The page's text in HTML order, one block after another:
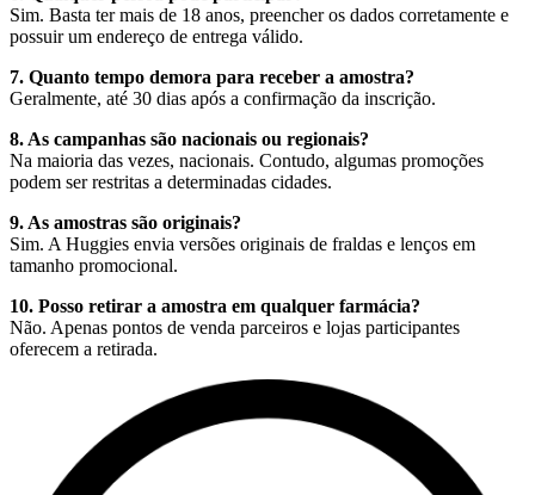
Sim. Basta ter mais de 18 anos, preencher os dados corretamente e
possuir um endereço de entrega válido.
7. Quanto tempo demora para receber a amostra?
Geralmente, até 30 dias após a confirmação da inscrição.
8. As campanhas são nacionais ou regionais?
Na maioria das vezes, nacionais. Contudo, algumas promoções
podem ser restritas a determinadas cidades.
9. As amostras são originais?
Sim. A Huggies envia versões originais de fraldas e lenços em
tamanho promocional.
10. Posso retirar a amostra em qualquer farmácia?
Não. Apenas pontos de venda parceiros e lojas participantes
oferecem a retirada.